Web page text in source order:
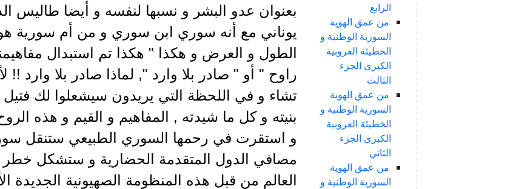
الرابع
من عمق الهوية
السورية الوطنية و
الخطيئة العروبية
الكبرى الجزء
الثالث
من عمق الهوية
السورية الوطنية و
الخطيئة العروبية
الكبرى الجزء
الثاني
من عمق الهوية
السورية الوطنية و
بعنوان عدو البشر و نسبها لنفسه و أيضا طاليس
يوناني مع أنه سوري ابن سوري و من أم
الطول و العرض و هكذا " هكذا تم استبدال
راوح " أو " صادر بلا وارد ", لماذا صادر بلا وارد
تشاء و في اللحظة التي يريدون سيشعلوا لك فتيل
بنيته و كل ما شيدته , المفاهيم و القيم و هذه
و استقرت في رحمها السوري الطبيعي ستنقل
مصافي الدول المتقدمة الحضارية و ستشكل
العالم من قبل هذه المنظومة الصهيونية الجديدة